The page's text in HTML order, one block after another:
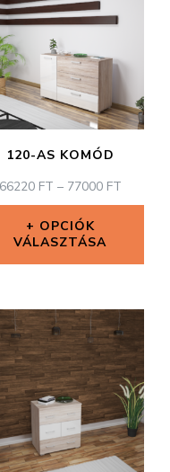
120-AS KOMÓD
66220 FT – 77000 FT
66220
OPCIÓK
VÁLASZTÁSA
a
terméknek
több
variációja
van.
A